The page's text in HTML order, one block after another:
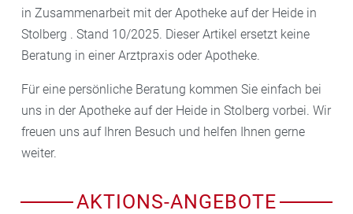
in Zusammenarbeit mit der Apotheke auf der Heide in
Stolberg . Stand 10/2025. Dieser Artikel ersetzt keine
Beratung in einer Arztpraxis oder Apotheke.
Für eine persönliche Beratung kommen Sie einfach bei
uns in der Apotheke auf der Heide in Stolberg vorbei. Wir
freuen uns auf Ihren Besuch und helfen Ihnen gerne
weiter.
AKTIONS-ANGEBOTE